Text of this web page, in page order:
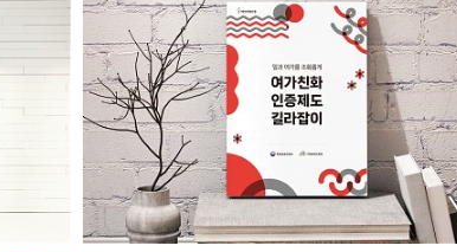
여가친화인증제도길라잡이